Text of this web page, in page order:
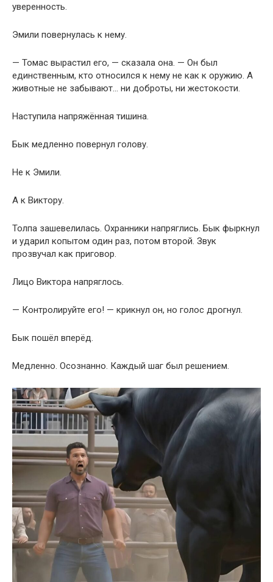
уверенность.
Эмили повернулась к нему.
— Томас вырастил его, — сказала она. — Он был
единственным, кто относился к нему не как к оружию. А
животные не забывают… ни доброты, ни жестокости.
Наступила напряжённая тишина.
Бык медленно повернул голову.
Не к Эмили.
А к Виктору.
Толпа зашевелилась. Охранники напряглись. Бык фыркнул
и ударил копытом один раз, потом второй. Звук
прозвучал как приговор.
Лицо Виктора напряглось.
— Контролируйте его! — крикнул он, но голос дрогнул.
Бык пошёл вперёд.
Медленно. Осознанно. Каждый шаг был решением.